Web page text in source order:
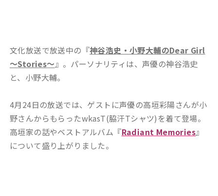
文化放送で放送中の『神谷浩史・小野大輔のDear Girl
～Stories～』。パーソナリティは、声優の神谷浩史
と、小野大輔。
4月24日の放送では、ゲストに声優の高垣彩陽さんが小
野さんからもらったwkasT(脇汗Tシャツ)を着て登場。
高垣家の話やベストアルバム『Radiant Memories』
について盛り上がりました。